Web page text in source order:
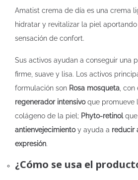
Amatist crema de día es una crema
hidratar y revitalizar la piel
sensación de confort.
Sus activos ayudan a conseguir una
firme, suave y lisa. Los activos
formulación son Rosa mosqueta ,
regenerador intensivoque promueve
colágeno de la piel; Phyto-retinolque
antienvejecimientoy ayuda a reducir
expresión.
¿Cómo se usa el